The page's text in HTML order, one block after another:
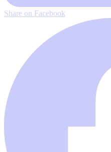
Share on Facebook